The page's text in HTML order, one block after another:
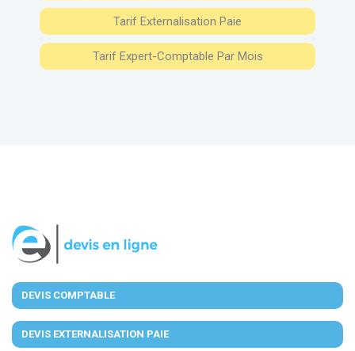
Tarif Externalisation Paie
Tarif Expert-Comptable Par Mois
DEVIS COMPTABLE
DEVIS EXTERNALISATION PAIE